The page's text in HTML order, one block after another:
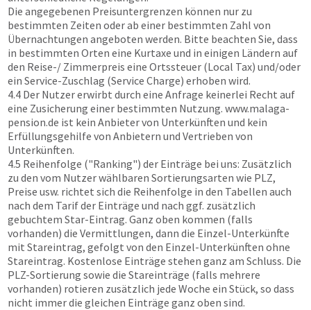
Die angegebenen Preisuntergrenzen können nur zu
bestimmten Zeiten oder ab einer bestimmten Zahl von
Übernachtungen angeboten werden. Bitte beachten Sie, dass
in bestimmten Orten eine Kurtaxe und in einigen Ländern auf
den Reise-/ Zimmerpreis eine Ortssteuer (Local Tax) und/oder
ein Service-Zuschlag (Service Charge) erhoben wird.
4.4 Der Nutzer erwirbt durch eine Anfrage keinerlei Recht auf
eine Zusicherung einer bestimmten Nutzung. www.malaga-
pension.de ist kein Anbieter von Unterkünften und kein
Erfüllungsgehilfe von Anbietern und Vertrieben von
Unterkünften.
4.5 Reihenfolge ("Ranking") der Einträge bei uns: Zusätzlich
zu den vom Nutzer wählbaren Sortierungsarten wie PLZ,
Preise usw. richtet sich die Reihenfolge in den Tabellen auch
nach dem Tarif der Einträge und nach ggf. zusätzlich
gebuchtem Star-Eintrag. Ganz oben kommen (falls
vorhanden) die Vermittlungen, dann die Einzel-Unterkünfte
mit Stareintrag, gefolgt von den Einzel-Unterkünften ohne
Stareintrag. Kostenlose Einträge stehen ganz am Schluss. Die
PLZ-Sortierung sowie die Stareinträge (falls mehrere
vorhanden) rotieren zusätzlich jede Woche ein Stück, so dass
nicht immer die gleichen Einträge ganz oben sind.